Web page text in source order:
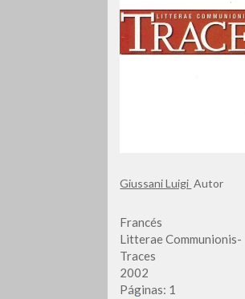
Giussani Luigi Autor
Francés
Litterae Communionis-
Traces
2002
Páginas: 1